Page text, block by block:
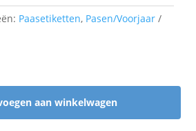
Paasetiketten, Pasen/Voorjaar
aan winkelwagen